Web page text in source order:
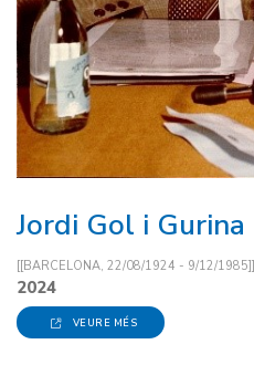
Jordi Gol i Gurina
[[BARCELONA, 22/08/1924 - 9/12/1985]]
2024
VEURE MÉS